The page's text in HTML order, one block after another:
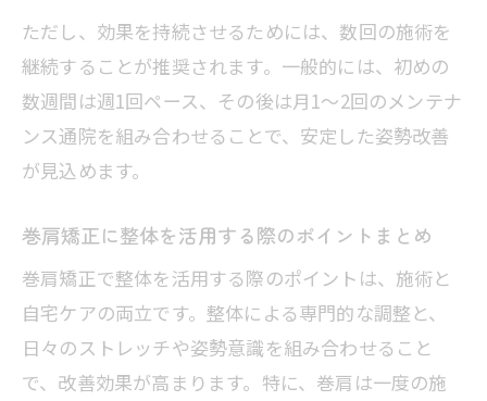
巻肩整体後の定着をサポートする日常ケ
アの工夫
ただし、効果を持続させるためには、数回の施術を
継続することが推奨されます。一般的には、初めの
数週間は週1回ペース、その後は月1〜2回のメンテナ
ンス通院を組み合わせることで、安定した姿勢改善
が見込めます。
巻肩矯正に整体を活用する際のポイントまとめ
巻肩矯正で整体を活用する際のポイントは、施術と
自宅ケアの両立です。整体による専門的な調整と、
日々のストレッチや姿勢意識を組み合わせること
で、改善効果が高まります。特に、巻肩は一度の施